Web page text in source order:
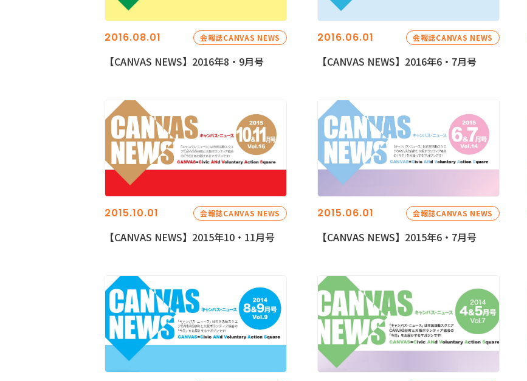
2016.08.01 会報誌CANVAS NEWS
【CANVAS NEWS】2016年8・9月号
2016.06.01 会報誌CANVAS NEWS
【CANVAS NEWS】2016年6・7月号
2015.10.01 会報誌CANVAS NEWS
【CANVAS NEWS】2015年10・11月号
2015.06.01 会報誌CANVAS NEWS
【CANVAS NEWS】2015年6・7月号